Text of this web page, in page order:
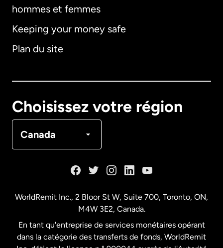
hommes et femmes
Keeping your money safe
Plan du site
Choisissez votre région
Canada
Allemagne
Français
WorldRemit Inc., 2 Bloor St W, Suite 700, Toronto, ON,
M4W 3E2, Canada.
En tant qu'entreprise de services monétaires opérant
dans la catégorie des transferts de fonds, WorldRemit